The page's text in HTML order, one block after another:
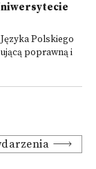
Polskiego
poprawną i